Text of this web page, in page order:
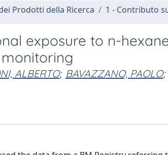
Prodotti della Ricerca 1 - Contributo
exposure to n-
ALBERTO; BAVAZZANO, PAOLO;